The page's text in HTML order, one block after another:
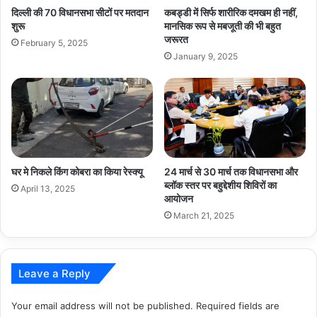
दिल्ली की 70 विधानसभा सीटों पर मतदान
शुरू
February 5, 2025
कबड्डी में सिर्फ शारीरिक दमखम ही नहीं,
मानसिक रूप से मबजूती की भी बहुत
जरूरत
January 9, 2025
घर मे निकले किंग कोबरा का किया रेस्क्यू
April 13, 2025
24 मार्च से 30 मार्च तक विधानसभा और
ब्लॉक स्तर पर बहुद्देशीय शिविरों का
आयोजन
March 21, 2025
Leave a Reply
Your email address will not be published. Required fields are